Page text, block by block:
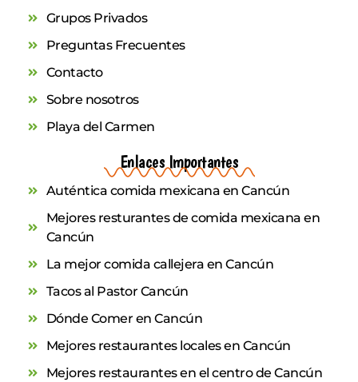
Grupos Privados
Preguntas Frecuentes
Contacto
Sobre nosotros
Playa del Carmen
Enlaces Importantes
Auténtica comida mexicana en Cancún
Mejores resturantes de comida mexicana en
Cancún
La mejor comida callejera en Cancún
Tacos al Pastor Cancún
Dónde Comer en Cancún
Mejores restaurantes locales en Cancún
Mejores restaurantes en el centro de Cancún